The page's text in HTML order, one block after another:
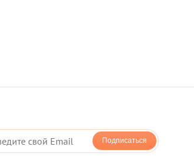
Подписаться